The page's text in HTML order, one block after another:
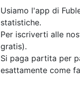
Usiamo l'app di
statistiche.
Per iscriverti alle
gratis).
Si paga partita per
esattamente come